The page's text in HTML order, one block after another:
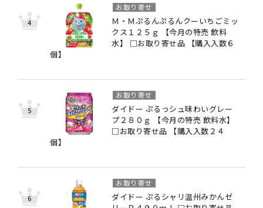
Ｍ・Ｍぷるんぷるんクーいちごミッ
クス１２５ｇ 【今月の特売 飲料
水】 □お取り寄せ品 【購入入数６
個】
お取り寄せ
ダイドー ぷるっシュ味わいグレー
プ２８０ｇ 【今月の特売 飲料水】
□お取り寄せ品 【購入入数２４
個】
お取り寄せ
ダイドー ぷるシャリ温州みかんゼ
お取り寄せ